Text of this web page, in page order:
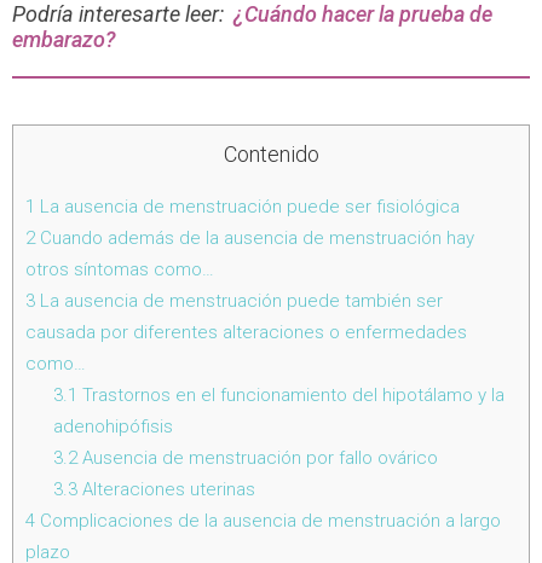
Podría interesarte leer: ¿Cuándo hacer la prueba de
embarazo?
Contenido
1 La ausencia de menstruación puede ser fisiológica
2Cuando además de la ausencia de menstruación hay
otros síntomas como…
3 La ausencia de menstruación puede también ser
causada por diferentes alteraciones o enfermedades
como…
3.1 Trastornos en el funcionamiento del hipotálamo y la
adenohipófisis
3.2Ausencia de menstruación por fallo ovárico
3.3Alteraciones uterinas
4 Complicaciones de la ausencia de menstruación a largo
plazo